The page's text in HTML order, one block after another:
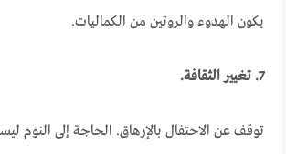
يكون الهدوء والروتين من الكماليات.
7. تغيير الثقافة.
توقف عن الاحتفال بالإرهاق. الحاجة إلى